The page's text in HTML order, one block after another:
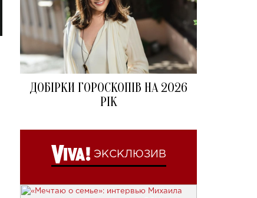
ДОБІРКИ ГОРОСКОПІВ НА 2026
РІК
ЭКСКЛЮЗИВ